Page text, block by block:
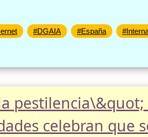
#DGAIA #España
pestilencia\&quot;
celebran que